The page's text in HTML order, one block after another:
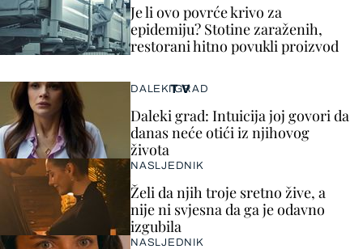
Je li ovo povrće krivo za
epidemiju? Stotine zaraženih,
restorani hitno povukli proizvod
TV
DALEKI GRAD
Daleki grad: Intuicija joj govori da
danas neće otići iz njihovog
života
NASLJEDNIK
Želi da njih troje sretno žive, a
nije ni svjesna da ga je odavno
izgubila
NASLJEDNIK